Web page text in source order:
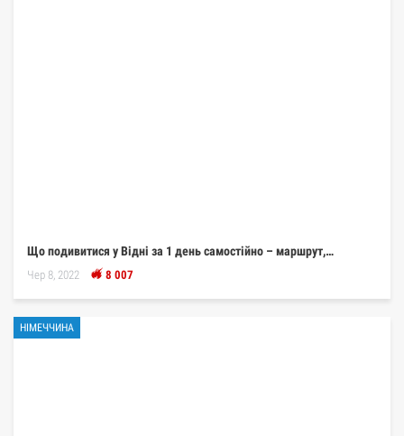
Що подивитися у Відні за 1 день самостійно – маршрут,…
Чер 8, 2022 8 007
НІМЕЧЧИНА